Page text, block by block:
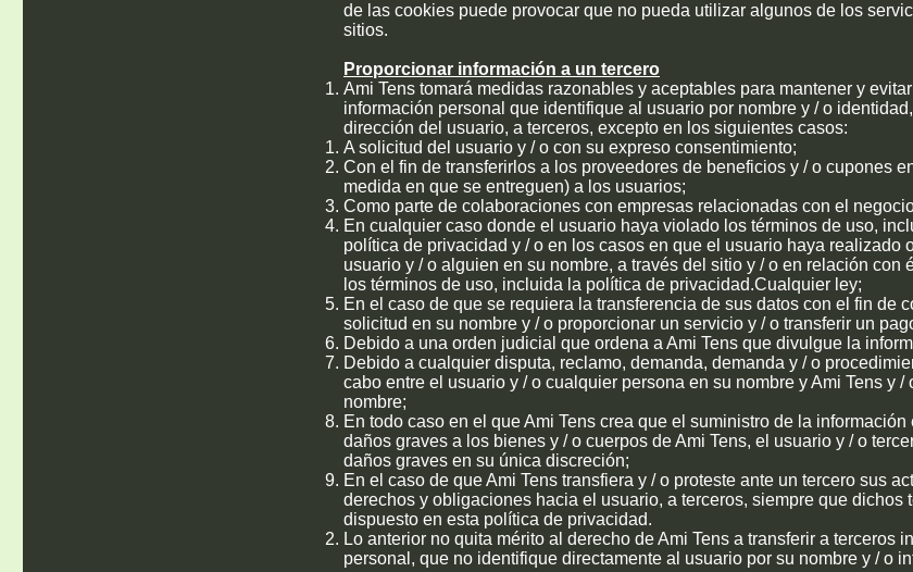
de las cookies puede provocar que no pueda utilizar algunos de los
sitios.
Proporcionar información a un tercero
Ami Tens tomará medidas razonables y aceptables para mantener y
información personal que identifique al usuario por nombre y / o
dirección del usuario, a terceros, excepto en los siguientes casos:
A solicitud del usuario y / o con su expreso consentimiento;
Con el fin de transferirlos a los proveedores de beneficios y / o cupones
medida en que se entreguen) a los usuarios;
Como parte de colaboraciones con empresas relacionadas con el
En cualquier caso donde el usuario haya violado los términos de uso,
política de privacidad y / o en los casos en que el usuario haya realizado
usuario y / o alguien en su nombre, a través del sitio y / o en relación con
los términos de uso, incluida la política de privacidad.Cualquier ley;
En el caso de que se requiera la transferencia de sus datos con el fin de
solicitud en su nombre y / o proporcionar un servicio y / o transferir un
Debido a una orden judicial que ordena a Ami Tens que divulgue la
Debido a cualquier disputa, reclamo, demanda, demanda y / o
cabo entre el usuario y / o cualquier persona en su nombre y Ami Tens y /
nombre;
En todo caso en el que Ami Tens crea que el suministro de la
daños graves a los bienes y / o cuerpos de Ami Tens, el usuario y / o
daños graves en su única discreción;
En el caso de que Ami Tens transfiera y / o proteste ante un tercero sus
derechos y obligaciones hacia el usuario, a terceros, siempre que dichos
dispuesto en esta política de privacidad.
Lo anterior no quita mérito al derecho de Ami Tens a transferir a terceros
personal, que no identifique directamente al usuario por su nombre y / o